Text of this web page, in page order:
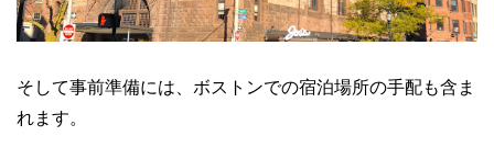
そして事前準備には、ボストンでの宿泊場所の手配も含ま
れます。